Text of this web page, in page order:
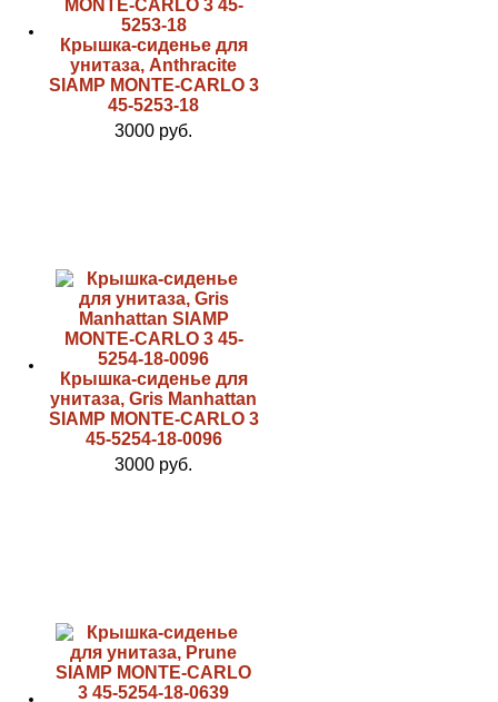
Крышка-сиденье для
унитаза, Anthracite
SIAMP MONTE-CARLO 3
45-5253-18
3000 руб.
Крышка-сиденье для
унитаза, Gris Manhattan
SIAMP MONTE-CARLO 3
45-5254-18-0096
3000 руб.